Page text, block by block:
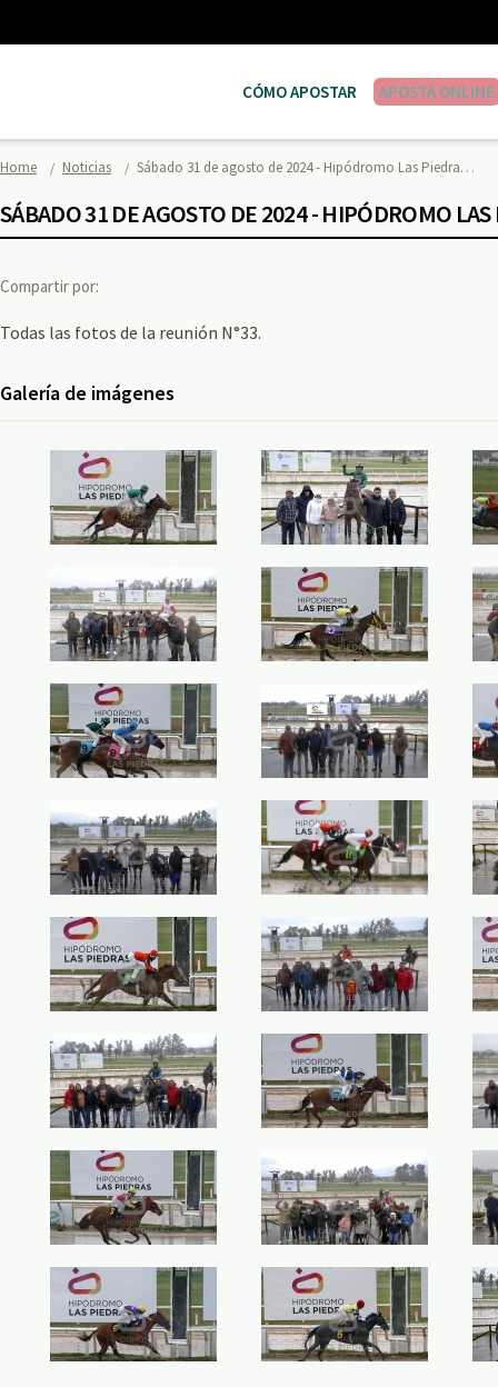
CÓMO APOSTAR APOSTÁ ONLINE
Home Noticias Sábado 31 de agosto de 2024 - Hipódromo Las Piedra…
SÁBADO 31 DE AGOSTO DE 2024 - HIPÓDROMO LAS
Compartir por:
Todas las fotos de la reunión N°33.
Galería de imágenes